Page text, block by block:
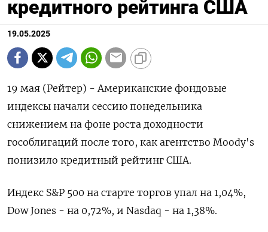
кредитного рейтинга США
19.05.2025
19 мая (Рейтер) - Американские фондовые
индексы начали сессию понедельника
снижением на фоне роста доходности
гособлигаций после того, как агентство Moody's
понизило кредитный рейтинг США.
Индекс S&P 500 на старте торгов упал на 1,04%,
Dow Jones - на 0,72%, и Nasdaq - на 1,38%.